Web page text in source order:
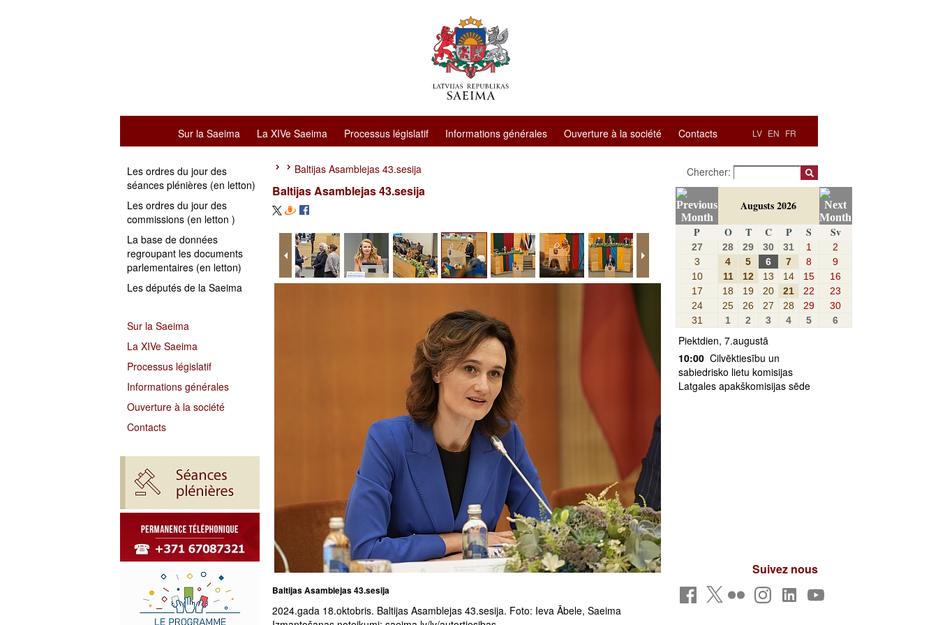
LV EN FR
Sur la Saeima La XIVe Saeima Processus législatif Informations générales Ouverture à la société Contacts
Les ordres du jour des
séances plénières (en letton)
Les ordres du jour des
commissions (en letton )
La base de données
regroupant les documents
parlementaires (en letton)
Les députés de la Saeima
Sur la Saeima
La XIVe Saeima
Processus législatif
Informations générales
Ouverture à la société
Contacts
Baltijas Asamblejas 43.sesija
Baltijas Asamblejas 43.sesija
Baltijas Asamblejas 43.sesija
2024.gada 18.oktobris. Baltijas Asamblejas 43.sesija. Foto: Ieva Ābele, Saeima
Chercher:
Augusts 2026
P
O T C P S Sv
27 28 29 30 31 1
2
3
4 5 6 7 8
9
10
11 12 13 14 15
16
17
18 19 20 21 22
23
24
25 26 27 28 29
30
31
1 2 3 4 5 6
Piektdien, 7.augustā
10:00 Cilvēktiesību un
sabiedrisko lietu komisijas
Latgales apakškomisijas sēde
Suivez nous